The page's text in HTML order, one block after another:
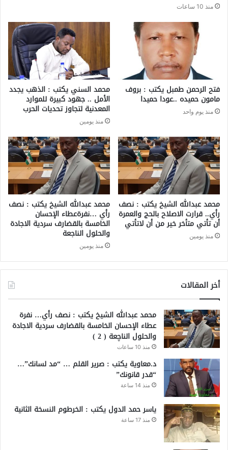
منذ 10 ساعات
فتح الرحمن طمبل يكتب : بروف
مامون حميده ..عودا حميدا
منذ يوم واحد
محمد السني يكتب : الذهب يجدد
الأمل .. جهود كبيرة للموارد
المعدنية لتجاوز تحديات الحرب
منذ يومين
محمد عبدالله الشيخ يكتب : نصف
رأي.. قرارت الاصلاح بالحج والعمرة
أن تأتي متأخر خير من أن لاتأتي
منذ يومين
محمد عبدالله الشيخ يكتب : نصف
رأي …نفرةعطاء الإحسان
الخامسة بالقضارف سردية الاجادة
والحلول الناجعة
منذ يومين
أخر المقالات
محمد عبدالله الشيخ يكتب : نصف رأي… نفرة
عطاء الإحسان الخامسة بالقضارف سردية الاجادة
والحلول الناچعة ( 2 )
منذ 10 ساعات
د.معاوية يكتب : صرير القلم … “مد لسانك”…
“قدر قانونك”
منذ 14 ساعة
ياسر حمد الدول يكتب : الخرطوم النسخة الثانية
منذ 17 ساعة